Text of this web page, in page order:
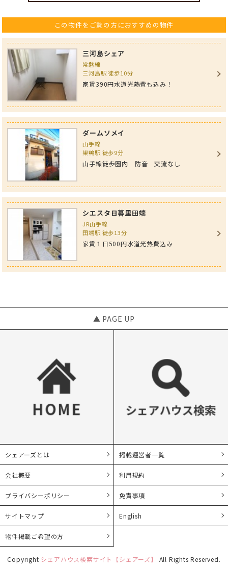
この物件をご覧の方におすすめの物件
三河島シェア
常磐線
三河島駅 徒歩10分
家賃390円水道光熱費も込み！
ダームソメイ
山手線
巣鴨駅 徒歩9分
山手線徒歩圏内 防音 交流なし
シエスタ日暮里田端
JR山手線
田端駅 徒歩13分
家賃１日500円水道光熱費込み
▲ PAGE UP
シェアーズとは 掲載運営者一覧
会社概要 利用規約
プライバシーポリシー 免責事項
サイトマップ English
物件掲載ご希望の方
Copyright シェアハウス検索サイト【シェアーズ】 All Rights Reserved.